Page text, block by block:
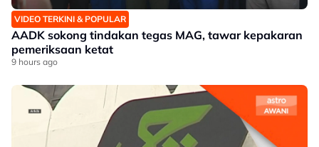
VIDEO TERKINI & POPULAR
AADK sokong tindakan tegas MAG, tawar kepakaran
pemeriksaan ketat
9 hours ago